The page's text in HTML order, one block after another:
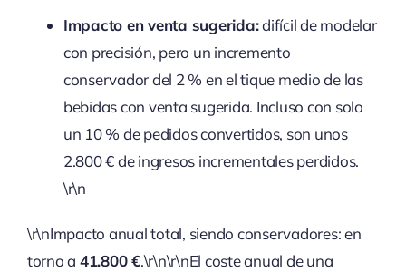
Impacto en venta sugerida:difícil de modelar
con precisión, pero un incremento
conservador del 2 % en el tique medio de las
bebidas con venta sugerida. Incluso con solo
un 10 % de pedidos convertidos, son unos
2.800 € de ingresos incrementales perdidos.
\r\n
\r\nImpacto anual total, siendo conservadores: en
torno a 41.800 €.\r\n\r\nEl coste anual de una